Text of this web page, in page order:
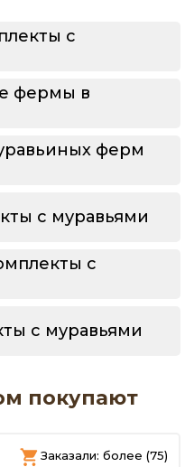
с
фермы в
ферм
с муравьями
с
с муравьями
покупают
Заказали: более (75)